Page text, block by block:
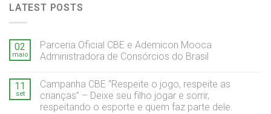
LATEST POSTS
02
maio
Parceria Oficial CBE e Ademicon Mooca
Administradora de Consórcios do Brasil
11
set
Campanha CBE “Respeite o jogo, respeite as
crianças” – Deixe seu filho jogar e sorrir,
respeitando o esporte e quem faz parte dele.